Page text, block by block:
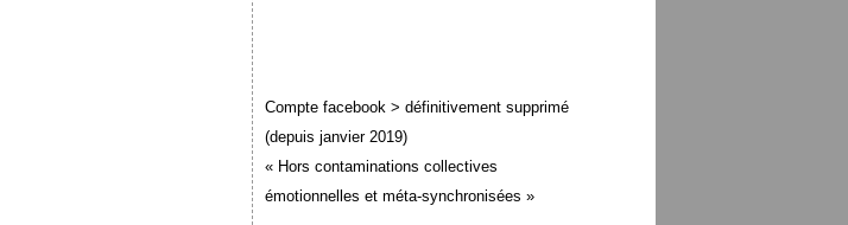
Compte facebook > définitivement supprimé
(depuis janvier 2019)
« Hors contaminations collectives
émotionnelles et méta-synchronisées »